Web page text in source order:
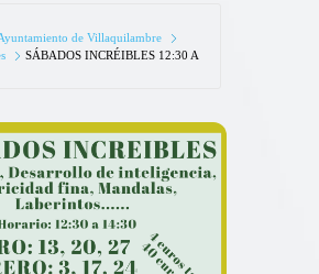
de Villaquilambre
SÁBADOS INCRÉIBLES 12:30 A